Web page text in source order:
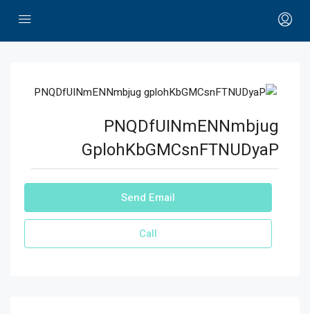
PNQDfUINmENNmbjug
GplohKbGMCsnFTNUDyaP
Send Email
Call